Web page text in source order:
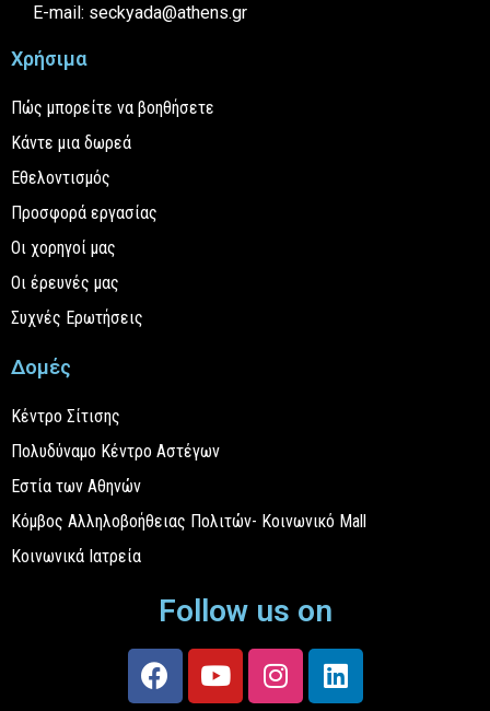
E-mail: seckyada@athens.gr
Χρήσιμα
Πώς μπορείτε να βοηθήσετε
Κάντε μια δωρεά
Εθελοντισμός
Προσφορά εργασίας
Οι χορηγοί μας
Οι έρευνές μας
Συχνές Ερωτήσεις
Δομές
Κέντρο Σίτισης
Πολυδύναμο Κέντρο Αστέγων
Εστία των Αθηνών
Κόμβος Αλληλοβοήθειας Πολιτών- Κοινωνικό Mall
Κοινωνικά Ιατρεία
Follow us on